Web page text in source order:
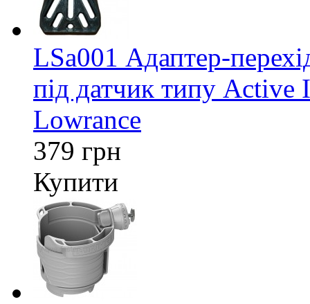
LSa001 Адаптер-
під датчик типу Active
Lowrance
379 грн
Купити